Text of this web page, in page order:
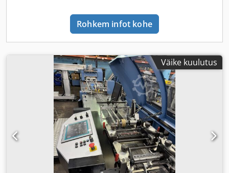
Rohkem infot kohe
Väike kuulutus